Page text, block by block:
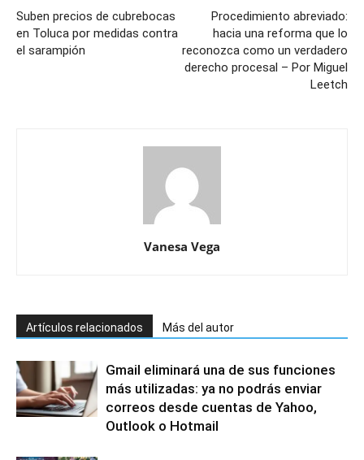
Suben precios de cubrebocas
en Toluca por medidas contra
el sarampión
Procedimiento abreviado:
hacia una reforma que lo
reconozca como un verdadero
derecho procesal – Por Miguel
Leetch
Vanesa Vega
Artículos relacionados Más del autor
Gmail eliminará una de sus funciones
más utilizadas: ya no podrás enviar
correos desde cuentas de Yahoo,
Outlook o Hotmail